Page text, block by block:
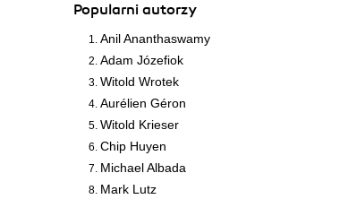
Popularni autorzy
Anil Ananthaswamy
Adam Józefiok
Witold Wrotek
Aurélien Géron
Witold Krieser
Chip Huyen
Michael Albada
Mark Lutz